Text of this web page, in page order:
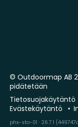
© Outdoormap AB
pidätetään
Tietosuojakäytäntö
Evästekäytäntö
phx-sto-01 · 26.7.1